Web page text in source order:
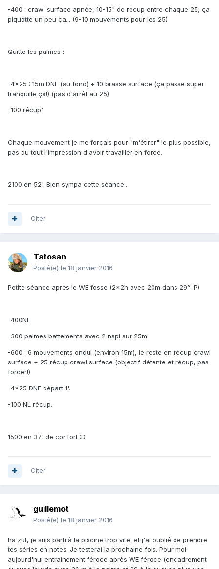
-400 : crawl surface apnée, 10-15" de récup entre chaque 25, ça
piquotte un peu ça... (9-10 mouvements pour les 25)
Quitte les palmes :
-4x25 : 15m DNF (au fond) + 10 brasse surface (ça passe super
tranquille ça!) (pas d'arrêt au 25)
-100 récup'
Chaque mouvement je me forçais pour "m'étirer" le plus possible,
pas du tout l'impression d'avoir travailler en force.
2100 en 52'. Bien sympa cette séance...
Citer
Tatosan
Posté(e) le 18 janvier 2016
Petite séance après le WE fosse (2x2h avec 20m dans 29° :P)
-400NL
-300 palmes battements avec 2 nspi sur 25m
-600 : 6 mouvements ondul (environ 15m), le reste en récup crawl
surface + 25 récup crawl surface (objectif détente et récup, pas
forcer!)
-4x25 DNF départ 1'.
-100 NL récup.
1500 en 37' de confort :D
Citer
guillemot
Posté(e) le 18 janvier 2016
ha zut, je suis parti à la piscine trop vite, et j'ai oublié de prendre
tes séries en notes. Je testerai la prochaine fois. Pour moi
aujourd'hui entrainement féroce après WE féroce (encadrement